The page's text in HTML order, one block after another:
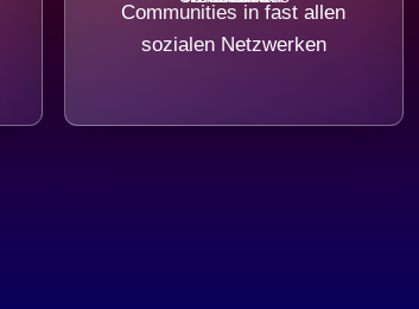
Communities in fast allen
sozialen Netzwerken